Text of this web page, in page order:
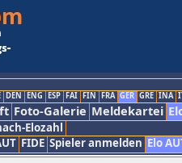
DEN ENG ESP FAI FIN FRA GER GRE INA
Foto-Galerie Meldekartei
Elozahl
FIDE Spieler anmelden Elo